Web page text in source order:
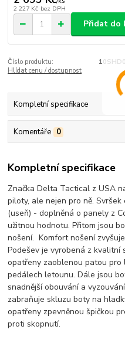
2 227 Kč bez DPH
Přidat do
Číslo produktu:
Hlídat cenu / dostupnost
Kompletní specifikace
Komentáře 0
Kompletní specifikace
Značka Delta Tactical z USA
piloty, ale nejen pro ně.
(useň) - doplněná o panely z
užitnou hodnotu. Přitom jsou
nošení. Komfort nošení
Podešev je vyrobená z
opatřeny zaoblenou patou
pedálech letounu. Dále jsou
snadnější obouvání a
zabraňuje skluzu boty na
opatřeny zpevněnou špičkou
proti skopnutí.